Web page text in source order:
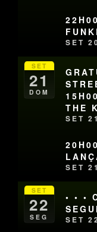
SET
SET
21
DOM
THE
SET
SET
SET
22
SEG
• • •
SET